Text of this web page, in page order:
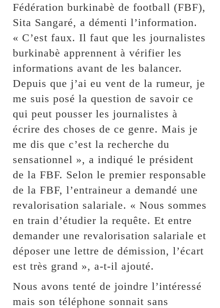
Fédération burkinabè de football (FBF),
Sita Sangaré, a démenti l’information.
« C’est faux. Il faut que les journalistes
burkinabè apprennent à vérifier les
informations avant de les balancer.
Depuis que j’ai eu vent de la rumeur, je
me suis posé la question de savoir ce
qui peut pousser les journalistes à
écrire des choses de ce genre. Mais je
me dis que c’est la recherche du
sensationnel », a indiqué le président
de la FBF. Selon le premier responsable
de la FBF, l’entraineur a demandé une
revalorisation salariale. « Nous sommes
en train d’étudier la requête. Et entre
demander une revalorisation salariale et
déposer une lettre de démission, l’écart
est très grand », a-t-il ajouté.
Nous avons tenté de joindre l’intéressé
mais son téléphone sonnait sans